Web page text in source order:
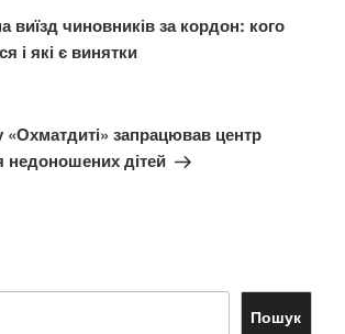
виїзд чиновників за кордон: кого
і які є винятки
«Охматдиті» запрацював центр
недоношених дітей
Пошук